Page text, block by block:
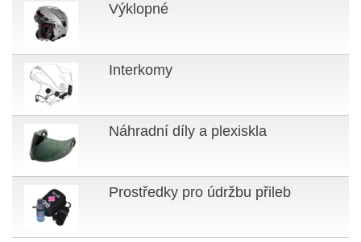
Výklopné
Interkomy
Náhradní díly a plexiskla
Prostředky pro údržbu přileb